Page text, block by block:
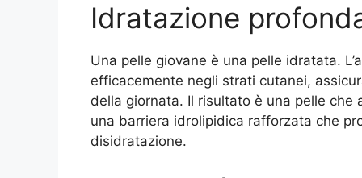
Idratazione
Una pelle giovane è una pelle idratata.
efficacemente negli strati cutanei,
della giornata. Il risultato è una pelle
una barriera idrolipidica rafforzata che
disidratazione.